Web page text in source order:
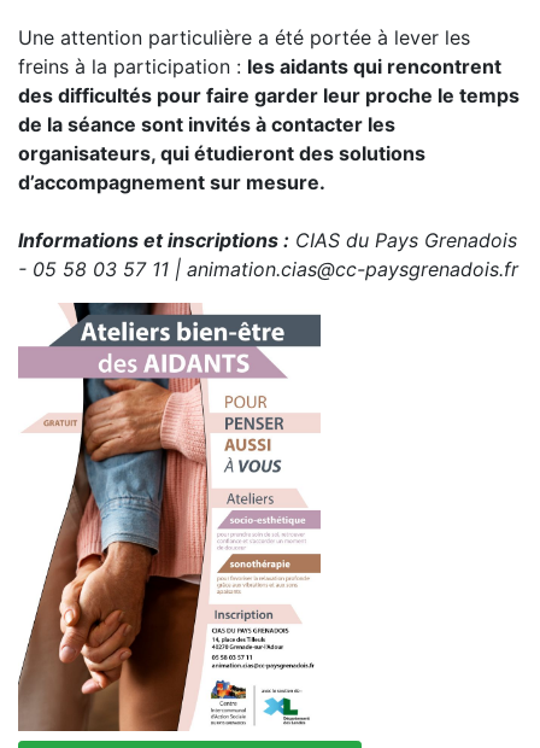
Une attention particulière a été portée à lever les
freins à la participation : les aidants qui rencontrent
des difficultés pour faire garder leur proche le temps
de la séance sont invités à contacter les
organisateurs, qui étudieront des solutions
d’accompagnement sur mesure.
Informations et inscriptions : CIAS du Pays Grenadois
- 05 58 03 57 11 | animation.cias@cc-paysgrenadois.fr